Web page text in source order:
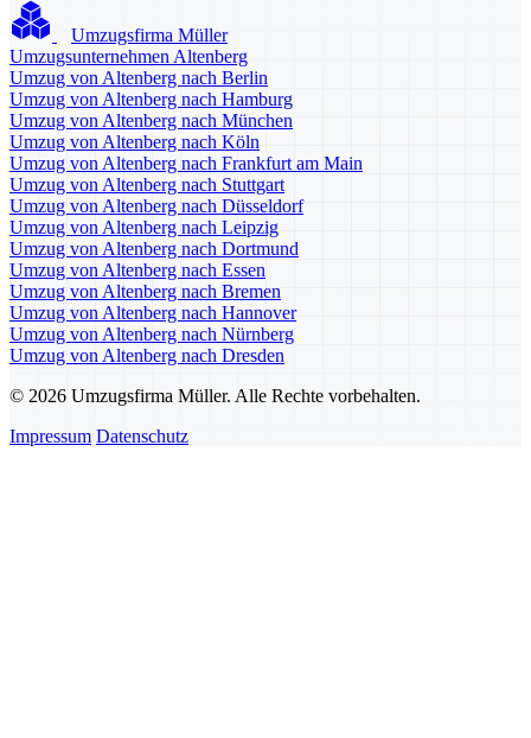
Umzugsfirma Müller
Umzugsunternehmen Altenberg
Umzug von Altenberg nach Berlin
Umzug von Altenberg nach Hamburg
Umzug von Altenberg nach München
Umzug von Altenberg nach Köln
Umzug von Altenberg nach Frankfurt am Main
Umzug von Altenberg nach Stuttgart
Umzug von Altenberg nach Düsseldorf
Umzug von Altenberg nach Leipzig
Umzug von Altenberg nach Dortmund
Umzug von Altenberg nach Essen
Umzug von Altenberg nach Bremen
Umzug von Altenberg nach Hannover
Umzug von Altenberg nach Nürnberg
Umzug von Altenberg nach Dresden
© 2026 Umzugsfirma Müller. Alle Rechte vorbehalten.
Impressum Datenschutz